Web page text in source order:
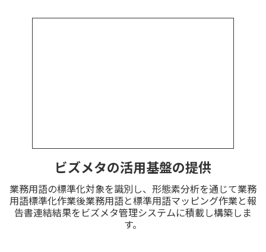
ビズメタの活用基盤の提供
業務用語の標準化対象を識別し、形態素分析を通じて業務
用語標準化作業後業務用語と標準用語マッピング作業と報
告書連結結果をビズメタ管理システムに積載し構築しま
す。